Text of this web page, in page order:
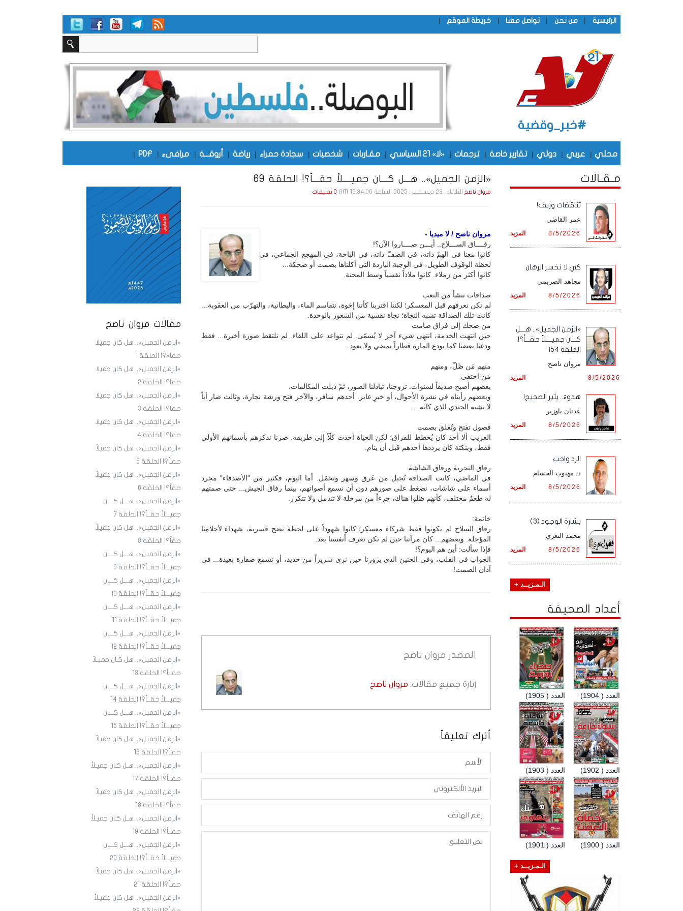
الرئيسية | من نحن | تواصل معنا | خريطة الموقع |
#خبر_وقضية
محلي | عربي | دولي | تقارير خاصة | ترجمات | «لا» 21 السياسي | مقـاربات | شخصيات | سجادة حمراء | رياضة | أروقـــة | مرافىء |
PDF
|
مقالات مروان ناصح
«الزمن الجميل».. هل كان جميلا
حقا»؟! الحلقة 1
«الزمن الجميل».. هل كان جميلا
حقا؟! الحلقة 2
«الزمن الجميل».. هل كان جميلا
حقا؟! الحلقة 3
«الزمن الجميل».. هل كان جميلا
حقا؟! الحلقة 4
«الزمن الجميل».. هل كان جميلاً
حقـاً؟! الحلقة 5
«الزمن الجميل».. هل كان جميلاً
حقاً؟! الحلقة 6
«الزمن الجميل».. هـــل كـــان
جميـــلاً حقــاً؟! الحلقة 7
«الزمن الجميل».. هل كان جميلاً
حقاً؟! الحلقة 8
«الزمن الجميل».. هـــل كـــان
جميـــلاً حقــاً؟! الحلقة 9
«الزمن الجميل».. هـــل كـــان
جميـــلاً حقــاً؟! الحلقة ١٠
«الزمن الجميل».. هـــل كـــان
جميـــلاً حقــاً؟! الحلقة ١1
«الزمن الجميل».. هـــل كـــان
جميـــلاً حقــاً؟! الحلقة ١2
«الزمن الجميل».. هل كـان جميـلاً
حقــاً؟! الحلقة ١3
«الزمن الجميل».. هـــل كـــان
جميـــلاً حقــاً؟! الحلقة ١4
«الزمن الجميل».. هـــل كـــان
جميـــلاً حقــاً؟! الحلقة 15
«الزمن الجميل».. هل كان جميلاً
حقـاً؟! الحلقة 16
«الزمن الجميل».. هـل كـان جميـلاً
حقــاً؟! الحلقة 17
«الزمن الجميل».. هل كان جميلاً
حقاً؟! الحلقة 18
«الزمن الجميل».. هـل كـان جميـلاً
حقــاً؟! الحلقة 19
«الزمن الجميل».. هـــل كـــان
جميـــلاً حقــاً؟! الحلقة 20
«الزمن الجميل».. هل كان جميلاً
حقـاً؟! الحلقة 21
«الزمن الجميل».. هل كان جميـلاً
«الزمن الجميل».. هـــل كـــان جميــــلاً حقـــاً؟! الحلقة 69
مروان ناصحالثلاثاء , 23 ديـسـمـبـر , 2025 الساعة 12:34:06 AM 0 تعليقات
مروان ناصح / لا ميديا -
رفــــاق الســـلاح.. أيـــن صــــاروا الآن؟!
كانوا معنا في الهمّ ذاته، في الصفّ ذاته، في الباحة، في المهجع الجماعي، في
لحظة الوقوف الطويل، في الوجبة الباردة التي أكلناها بصمت أو ضحكة...
كانوا أكثر من زملاء. كانوا ملاذاً نفسياً وسط المحنة.
صداقات تنشأ من التعب
لم نكن نعرفهم قبل المعسكر؛ لكننا اقتربنا كأننا إخوة، نتقاسم الماء، والبطانية، والتهرّب من العقوبة...
كانت تلك الصداقة تشبه النجاة؛ نجاة نفسية من الشعور بالوحدة.
من ضحك إلى فراق صامت
حين انتهت الخدمة، انتهى شيء آخر لا يُسمّى. لم نتواعد على اللقاء. لم نلتقط صورة أخيرة... فقط
ودعنا بعضنا كما يودع المارة قطاراً يمضي ولا يعود.
منهم مَن ظلّ، ومنهم
مَن اختفى
بعضهم أصبح صديقاً لسنوات. تزوجنا، تبادلنا الصور، ثمّ ذبلت المكالمات.
وبعضهم رأيناه في نشرة الأحوال، أو خبرٍ عابر. أحدهم سافر، والآخر فتح ورشة نجارة، وثالث صار أباً
لا يشبه الجندي الذي كانه...
فصول تفتح وتُغلق بصمت
الغريب ألا أحد كان يُخطط للفراق؛ لكن الحياة أخذت كلّاً إلى طريقه. صرنا نذكرهم بأسمائهم الأولى
فقط، وبنكتة كان يرددها أحدهم قبل أن ينام.
رفاق التجربة ورفاق الشاشة
في الماضي، كانت الصداقة تُجبل من عَرق وسهر وتحمّل. أما اليوم، فكثير من "الأصدقاء" مجرد
أسماء على شاشات، نضغط على صورهم دون أن نسمع أصواتهم، بينما رفاق الجيش... حتى صمتهم
له طعمٌ مختلف، كأنهم ظلوا هناك، جزءاً من مرحلة لا تندمل ولا تتكرر.
خاتمة:
رفاق السلاح لم يكونوا فقط شركاء معسكر؛ كانوا شهوداً على لحظة نضج قسرية، شهداء لأحلامنا
المؤجلة. وبعضهم... كان مرآتنا حين لم نكن نعرف أنفسنا بعد.
فإذا سألت: أين هم اليوم؟!
الجواب في القلب، وفي الحنين الذي يزورنا حين نرى سريراً من حديد، أو نسمع صفارة بعيدة... في
آذان الصمت!
المصدر مروان ناصح
زيارة جميع مقالات: مروان ناصح
أترك تعليقاً
مـقـالات
تناقضات وزيف!
عمر القاضي
المزيد 8/5/2026
كي لا نخسر الرهان
مجاهد الصريمي
المزيد 8/5/2026
«الزمن الجميل».. هـــل
كـــان جميــــلاً حقـــاً؟!
الحلقة 154
مروان ناصح
المزيد 8/5/2026
هدوءٌ.. يثير الضجيج!
عدنان باوزير
المزيد 8/5/2026
الرد واجب
د. مهيوب الحسام
المزيد 8/5/2026
بشارة الوجود (3)
محمد التعزي
المزيد 8/5/2026
الـمـزيــد +
أعداد الصحيفة
العدد ( 1905) العدد ( 1904)
العدد ( 1903) العدد ( 1902)
العدد ( 1901) العدد ( 1900)
الـمـزيــد +